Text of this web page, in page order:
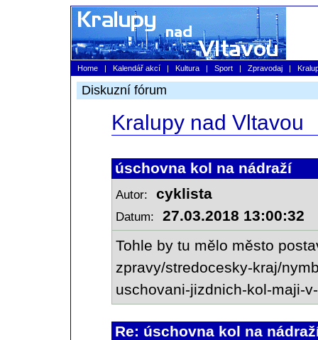
Home | Kalendář akcí | Kultura | Sport | Zpravodaj |
Diskuzní fórum
Kralupy nad Vltavou
úschovna kol na nádraží
Autor: cyklista
Datum:
27.03.2018 13:00:32
Tohle by tu mělo město
zpravy/stredocesky-kraj/
uschovani-jizdnich-kol-maji-
Re: úschovna kol na